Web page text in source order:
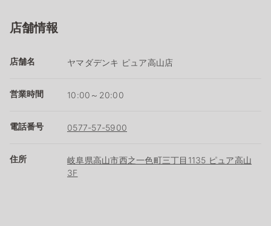
店舗情報
店舗名 ヤマダデンキ ピュア高山店
営業時間 10:00～20:00
電話番号 0577-57-5900
住所
岐阜県高山市西之一色町三丁目1135 ピュア高山
3F